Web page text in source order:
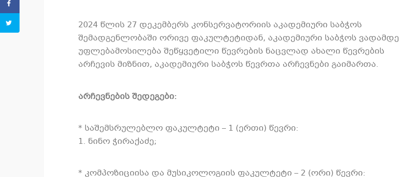
2024 წლის 27 დეკემბერს კონსერვატორიის აკადემიური საბჭოს
შემადგენლობაში ორივე ფაკულტეტიდან, აკადემიური საბჭოს ვადამდე
უფლებამოსილება შეწყვეტილი წევრების ნაცვლად ახალი წევრების
არჩევის მიზნით, აკადემიური საბჭოს წევრთა არჩევნები გაიმართა.
არჩევნების შედეგები:
* საშემსრულებლო ფაკულტეტი – 1 (ერთი) წევრი:
1. ნინო ჭირაქაძე;
* კომპოზიციისა და მუსიკოლოგიის ფაკულტეტი – 2 (ორი) წევრი: